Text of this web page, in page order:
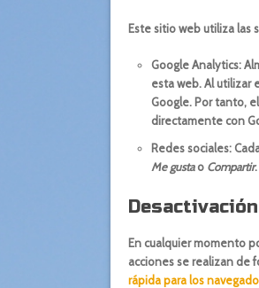
Este sitio web utiliza las
Google Analytics:
esta web. Al utilizar
Google. Por tanto,
directamente con
Redes sociales:
Me gustao Compartir.
En cualquier momento
acciones se realizan de
rápida para los